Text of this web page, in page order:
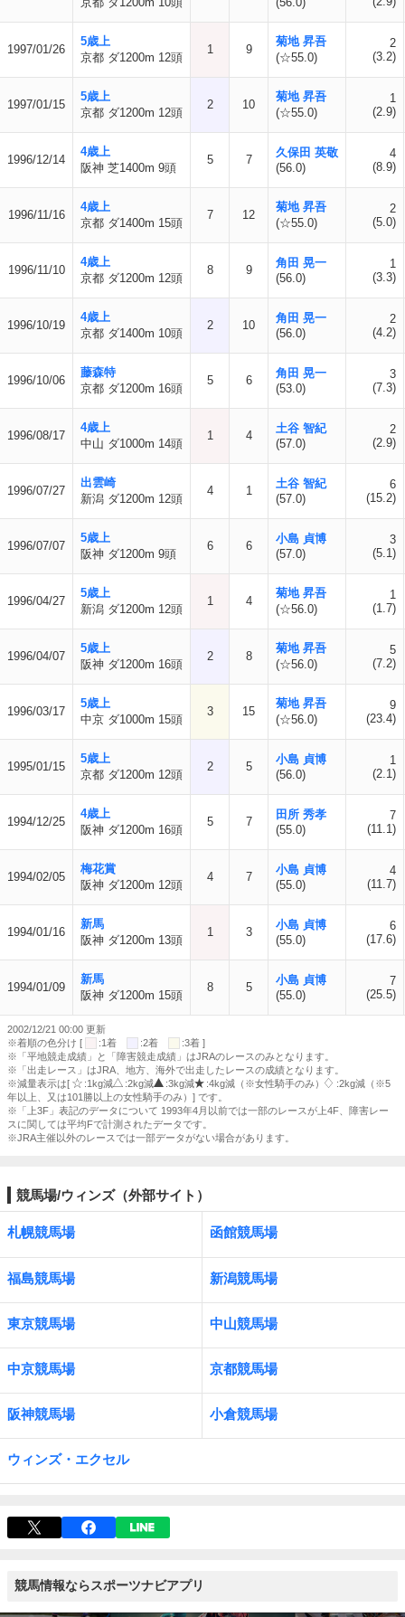
1997/01/26
5歳上
京都 ダ1200m 12頭
1 9
菊地 昇吾
(☆55.0)
2
(3.2)
1997/01/15
5歳上
京都 ダ1200m 12頭
2 10
菊地 昇吾
(☆55.0)
1
(2.9)
1996/12/14
4歳上
阪神 芝1400m 9頭
5 7
久保田 英敬
(56.0)
4
(8.9)
1996/11/16
4歳上
京都 ダ1400m 15頭
7 12
菊地 昇吾
(☆55.0)
2
(5.0)
1996/11/10
4歳上
京都 ダ1200m 12頭
8 9
角田 晃一
(56.0)
1
(3.3)
1996/10/19
4歳上
京都 ダ1400m 10頭
2 10
角田 晃一
(56.0)
2
(4.2)
1996/10/06
藤森特
京都 ダ1200m 16頭
5 6
角田 晃一
(53.0)
3
(7.3)
1996/08/17
4歳上
中山 ダ1000m 14頭
1 4
土谷 智紀
(57.0)
2
(2.9)
1996/07/27
出雲崎
新潟 ダ1200m 12頭
4 1
土谷 智紀
(57.0)
6
(15.2)
1996/07/07
5歳上
阪神 ダ1200m 9頭
6 6
小島 貞博
(57.0)
3
(5.1)
1996/04/27
5歳上
新潟 ダ1200m 12頭
1 4
菊地 昇吾
(☆56.0)
1
(1.7)
1996/04/07
5歳上
阪神 ダ1200m 16頭
2 8
菊地 昇吾
(☆56.0)
5
(7.2)
1996/03/17
5歳上
中京 ダ1000m 15頭
3 15
菊地 昇吾
(☆56.0)
9
(23.4)
1995/01/15
5歳上
京都 ダ1200m 12頭
2 5
小島 貞博
(56.0)
1
(2.1)
1994/12/25
4歳上
阪神 ダ1200m 16頭
5 7
田所 秀孝
(55.0)
7
(11.1)
1994/02/05
梅花賞
阪神 ダ1200m 12頭
4 7
小島 貞博
(55.0)
4
(11.7)
1994/01/16
新馬
阪神 ダ1200m 13頭
1 3
小島 貞博
(55.0)
6
(17.6)
1994/01/09
新馬
阪神 ダ1200m 15頭
8 5
小島 貞博
(55.0)
7
(25.5)
2002/12/21 00:00 更新
※着順の色分け [
:1着 :2着
:3着 ]
※「平地競走成績」と「障害競走成績」はJRAのレースのみとなります。
※「出走レース」はJRA、地方、海外で出走したレースの成績となります。
※減量表示は[
:1kg減 :2kg減 :3kg減 :4kg減（※女性騎手のみ）
:2kg減（※5
年以上、又は101勝以上の女性騎手のみ）] です。
※「上3F」表記のデータについて 1993年4月以前では一部のレースが上4F、障害レー
スに関しては平均Fで計測されたデータです。
※JRA主催以外のレースでは一部データがない場合があります。
競馬場/ウィンズ（外部サイト）
札幌競馬場 函館競馬場
福島競馬場 新潟競馬場
東京競馬場 中山競馬場
中京競馬場 京都競馬場
阪神競馬場 小倉競馬場
ウィンズ・エクセル
競馬情報ならスポーツナビアプリ